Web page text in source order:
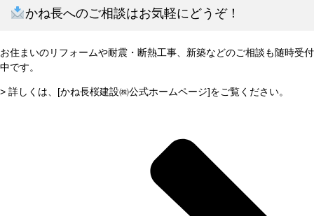
かね長へのご相談はお気軽にどうぞ！
お住まいのリフォームや耐震・断熱工事、新築などのご相談も随時受付
中です。
> 詳しくは、[かね長桜建設㈱公式ホームページ]をご覧ください。